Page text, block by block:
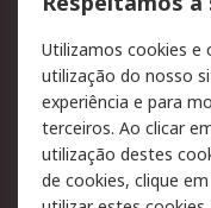
Pagamento e
faturação
Legal
Aviso legal
Utilizamos cookies e
utilização do nosso
experiência e para
terceiros. Ao clicar
utilização destes
de cookies, clique